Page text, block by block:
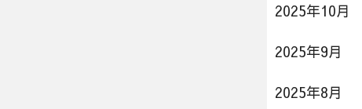
2025年10月
2025年9月
2025年8月